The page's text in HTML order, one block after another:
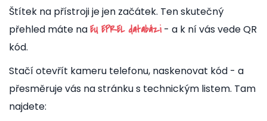
Štítek na přístroji je jen začátek. Ten skutečný
přehled máte naEU EPREL databázi - a k ní vás vede QR
kód.
Stačí otevřít kameru telefonu, naskenovat kód - a
přesměruje vás na stránku s technickým listem. Tam
najdete: